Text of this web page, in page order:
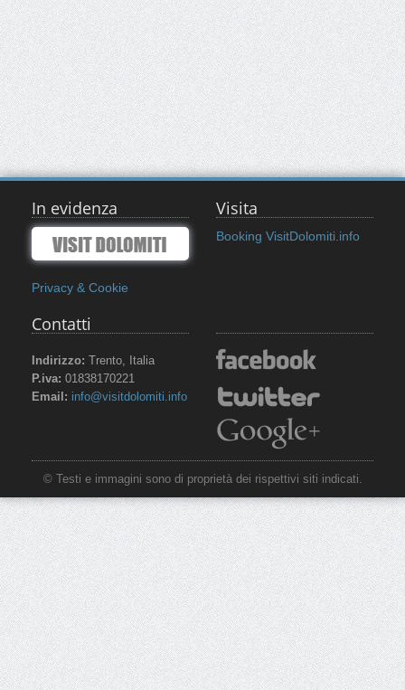
In evidenza
Privacy & Cookie
Visita
Booking VisitDolomiti.info
Contatti
Indirizzo: Trento, Italia
P.iva: 01838170221
Email: info@visitdolomiti.info
© Testi e immagini sono di proprietà dei rispettivi siti indicati.